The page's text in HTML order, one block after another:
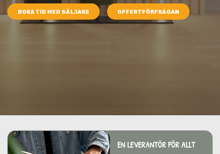
BOKA TID MED SÄLJARE OFFERTFÖRFRÅGAN
EN LEVERANTÖR FÖR ALLT